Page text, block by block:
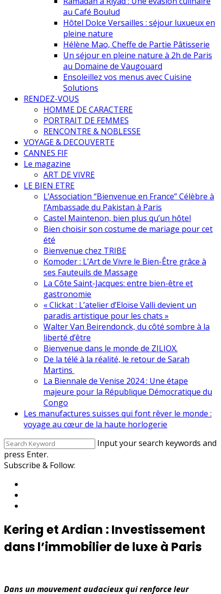
au Café Boulud
Hôtel Dolce Versailles : séjour luxueux en
pleine nature
Hélène Mao, Cheffe de Partie Pâtisserie
Un séjour en pleine nature à 2h de Paris
au Domaine de Vaugouard
Ensoleillez vos menus avec Cuisine
Solutions
RENDEZ-VOUS
HOMME DE CARACTERE
PORTRAIT DE FEMMES
RENCONTRE & NOBLESSE
VOYAGE & DECOUVERTE
CANNES FIF
Le magazine
ART DE VIVRE
LE BIEN ETRE
L’Association “Bienvenue en France” Célèbre à
l’Ambassade du Pakistan à Paris
Castel Maintenon, bien plus qu’un hôtel
Bien choisir son costume de mariage pour cet
été
Bienvenue chez TRIBE
Komoder : L’Art de Vivre le Bien-Être grâce à
ses Fauteuils de Massage
La Côte Saint-Jacques: entre bien-être et
gastronomie
« Clickat : L’atelier d’Eloïse Valli devient un
paradis artistique pour les chats »
Walter Van Beirendonck, du côté sombre à la
liberté d’être
Bienvenue dans le monde de ZILIOX.
De la télé à la réalité, le retour de Sarah
Martins
La Biennale de Venise 2024 : Une étape
majeure pour la République Démocratique du
Congo
Les manufactures suisses qui font rêver le monde :
voyage au cœur de la haute horlogerie
Input your search keywords and
press Enter.
Subscribe & Follow:
Kering et Ardian : Investissement
dans l’immobilier de luxe à Paris
Dans un mouvement audacieux qui renforce leur